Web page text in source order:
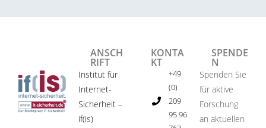
ANSCH
RIFT
Institut für
Internet-
Sicherheit –
if(is)
KONTA
KT
+49
(0)
209
95 96
SPENDE
N
Spenden Sie
für aktive
Forschung
an aktuellen